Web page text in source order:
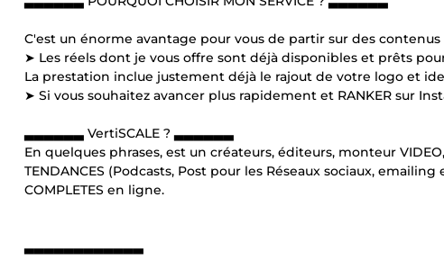
C'est un énorme avantage pour vous de partir sur des
➤ Les réels dont je vous offre sont déjà disponibles et prêts
La prestation inclue justement déjà le rajout de votre logo et
➤ Si vous souhaitez avancer plus rapidement et RANKER sur
▃▃▃▃▃▃ VertiSCALE ? ▃▃▃▃▃▃
En quelques phrases, est un créateurs, éditeurs, monteur
TENDANCES (Podcasts, Post pour les Réseaux sociaux,
COMPLETES en ligne.
▃▃▃▃▃▃▃▃▃▃▃▃